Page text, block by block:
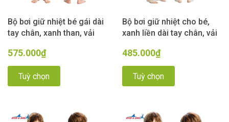
Bộ bơi giữ nhiệt bé gái dài
tay chân, xanh than, vải
575.000₫
Tuỳ chọn
Bộ bơi giữ nhiệt cho bé,
xanh liền dài tay chân, vải
485.000₫
Tuỳ chọn